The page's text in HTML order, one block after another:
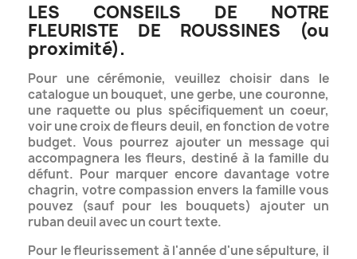
LES CONSEILS DE NOTRE
FLEURISTE DE ROUSSINES (ou
proximité).
Pour une cérémonie, veuillez choisir dans le
catalogue un bouquet, une gerbe, une couronne,
une raquette ou plus spécifiquement un coeur,
voir une croix de fleurs deuil, en fonction de votre
budget. Vous pourrez ajouter un message qui
accompagnera les fleurs, destiné à la famille du
défunt. Pour marquer encore davantage votre
chagrin, votre compassion envers la famille vous
pouvez (sauf pour les bouquets) ajouter un
ruban deuil avec un court texte.
Pour le fleurissement à l'année d'une sépulture, il